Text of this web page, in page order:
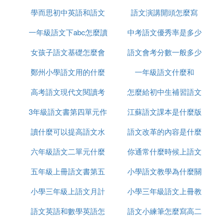
算優秀
我認為語文滿風120分，能拿到108已經很優秀了。
1.語文學科跟數學等理科不同，差的差不到哪去，除
想拿高分也很難，因為主觀題很多，沒有標准答案。
2.120分的90%就是108分，一個學科能拿到90%的分
數，說明這個學生很優秀。
⑷ 優良中及各個等級是多少分
60分以上。
小學三四年級優秀90分及以上，良好80分及以上，中
60分以上。
60分以上。
學而思初中英語和語文
怎麼樣
語文演講開頭怎麼寫
一年級語文下abc怎麼讀
中考語文優秀率是多少
分
女孩子語文基礎怎麼會
這么差
語文會考分數一般多少
能過
鄭州小學語文用的什麼
版本
一年級語文什麼和
高考語文現代文閱讀考
什麼類型的
怎麼給初中生補習語文
3年級語文書第四單元作
文怎麼寫
江蘇語文課本是什麼版
本
讀什麼可以提高語文水
平
語文改革的內容是什麼
樣的
六年級語文二單元什麼
讓生活
你通常什麼時候上語文
課英語怎麼說
五年級上冊語文書第五
單元總結作文怎麼寫
小學語文教學為什麼關
注學情
小學三年級上語文月計
劃作文怎麼寫
小學三年級語文上冊教
師聽課記錄怎麼寫
語文英語和數學英語怎
語文小練筆怎麼寫高二